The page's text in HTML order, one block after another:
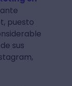
puesto
sus